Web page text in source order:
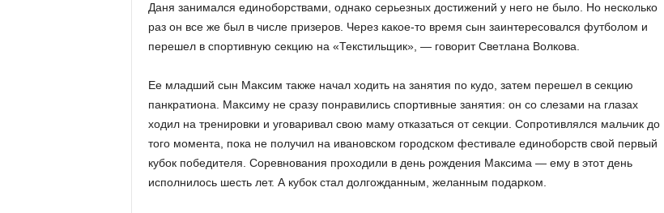
Даня занимался единоборствами, однако серьезных достижений у него не было. Но несколько
раз он все же был в числе призеров. Через какое-то время сын заинтересовался футболом и
перешел в спортивную секцию на «Текстильщик», — говорит Светлана Волкова.
Ее младший сын Максим также начал ходить на занятия по кудо, затем перешел в секцию
панкратиона. Максиму не сразу понравились спортивные занятия: он со слезами на глазах
ходил на тренировки и уговаривал свою маму отказаться от секции. Сопротивлялся мальчик до
того момента, пока не получил на ивановском городском фестивале единоборств свой первый
кубок победителя. Соревнования проходили в день рождения Максима — ему в этот день
исполнилось шесть лет. А кубок стал долгожданным, желанным подарком.